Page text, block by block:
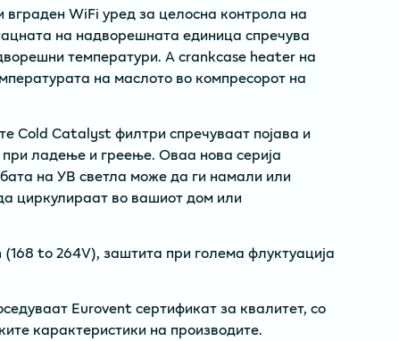
WiFi уред за целосна контрола на
на надворешната единица спречува
температури. А crankcase heater на
на маслото во компресорот на
Cold Catalyst филтри спречуваат појава и
ладење и греење. Оваа нова серија
на УВ светла може да ги намали или
циркулираат во вашиот дом или
to 264V), заштита при голема флуктуација
Eurovent сертификат за квалитет, со
карактеристики на производите.